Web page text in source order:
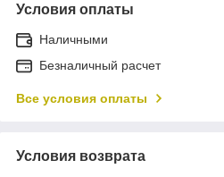
Условия оплаты
Наличными
Безналичный расчет
Все условия оплаты
Условия возврата